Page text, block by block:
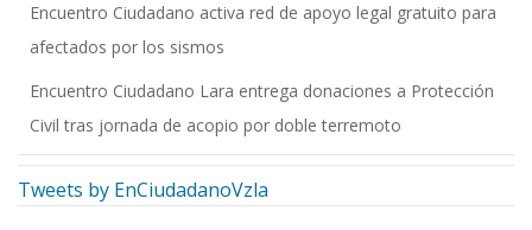
Encuentro Ciudadano activa red de apoyo legal gratuito para
afectados por los sismos
Encuentro Ciudadano Lara entrega donaciones a Protección
Civil tras jornada de acopio por doble terremoto
Tweets by EnCiudadanoVzla